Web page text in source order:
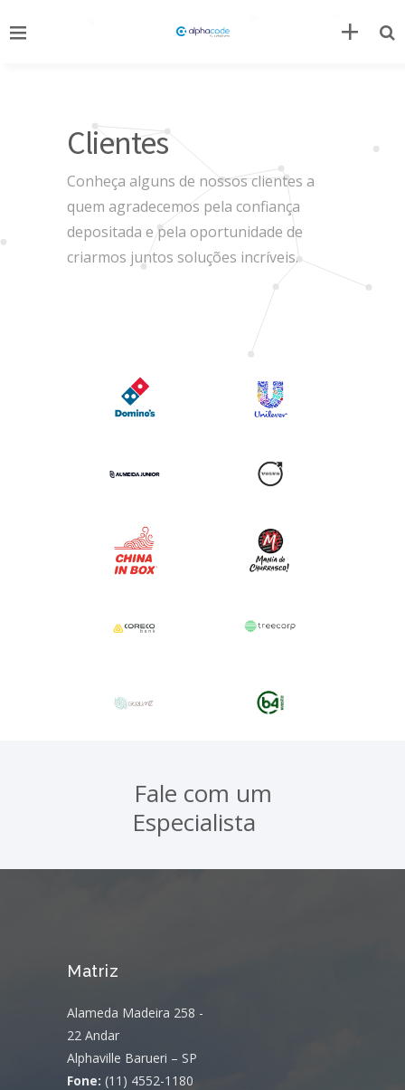
Clientes
Conheça alguns de nossos clientes a
quem agradecemos pela confiança
depositada e pela oportunidade de
criarmos juntos soluções incríveis.
Fale com um
Especialista
Matriz
Alameda Madeira 258 -
22 Andar
Alphaville Barueri – SP
Fone: (11) 4552-1180